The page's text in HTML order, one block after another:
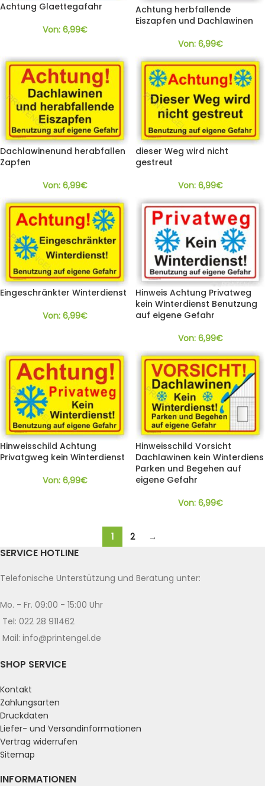
Achtung Glaettegafahr
Von: 6,99€
Achtung herbfallende
Eiszapfen und Dachlawinen
Von: 6,99€
Dachlawinenund herabfallen
Zapfen
Von: 6,99€
dieser Weg wird nicht
gestreut
Von: 6,99€
Eingeschränkter Winterdienst
Von: 6,99€
Hinweis Achtung Privatweg
kein Winterdienst Benutzung
auf eigene Gefahr
Von: 6,99€
Hinweisschild Achtung
Privatgweg kein Winterdienst
Von: 6,99€
Hinweisschild Vorsicht
Dachlawinen kein Winterdiens
Parken und Begehen auf
eigene Gefahr
Von: 6,99€
1 2 →
SERVICE HOTLINE
Telefonische Unterstützung und Beratung unter:
Mo. - Fr. 09:00 - 15:00 Uhr
Tel: 022 28 911462
Mail: info@printengel.de
SHOP SERVICE
Kontakt
Zahlungsarten
Druckdaten
Liefer- und Versandinformationen
Vertrag widerrufen
Sitemap
INFORMATIONEN